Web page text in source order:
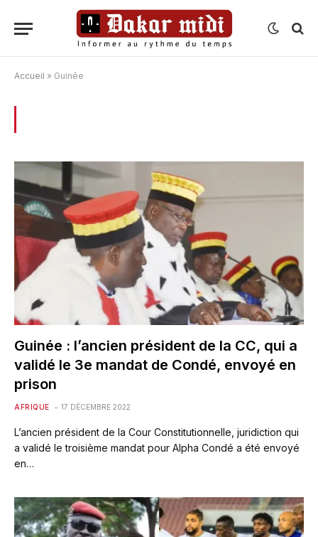
Accueil » Guinée
Guinée : l’ancien président de la CC, qui a
validé le 3e mandat de Condé, envoyé en
prison
AFRIQUE 17 DÉCEMBRE 2022
L’ancien président de la Cour Constitutionnelle, juridiction qui
a validé le troisième mandat pour Alpha Condé a été envoyé
en…